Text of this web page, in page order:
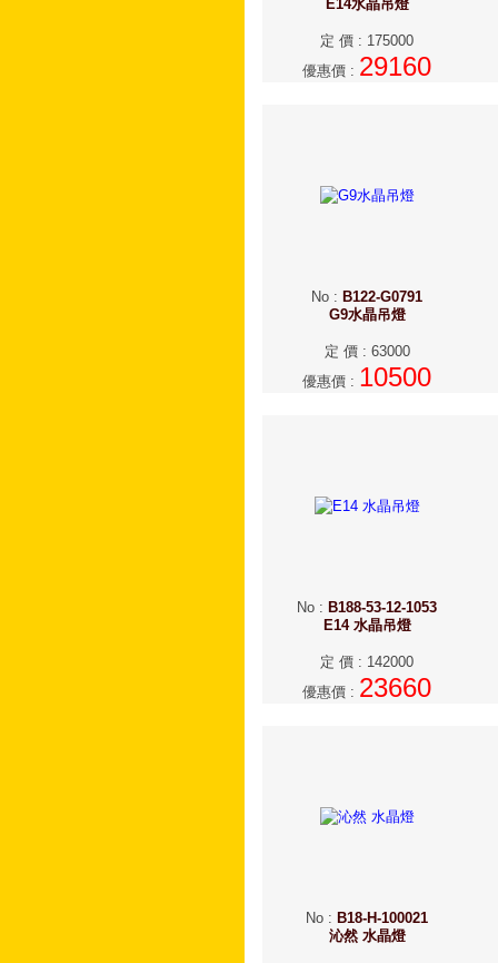
E14水晶吊燈
定 價 : 175000
優惠價 : 29160
No : B122-G0791
G9水晶吊燈
定 價: 63000
優惠價 : 10500
No : B188-53-12-1053
E14 水晶吊燈
定 價 : 142000
優惠價 : 23660
No : B18-H-100021
沁然 水晶燈